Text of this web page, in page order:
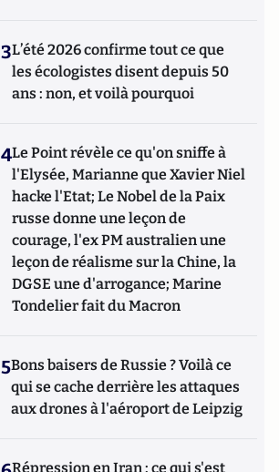
3L’été 2026 confirme tout ce que
les écologistes disent depuis 50
ans : non, et voilà pourquoi
4Le Point révèle ce qu'on sniffe à
l'Elysée, Marianne que Xavier Niel
hacke l'Etat; Le Nobel de la Paix
russe donne une leçon de
courage, l'ex PM australien une
leçon de réalisme sur la Chine, la
DGSE une d'arrogance; Marine
Tondelier fait du Macron
5Bons baisers de Russie ? Voilà ce
qui se cache derrière les attaques
aux drones à l'aéroport de Leipzig
Répression en Iran : ce qui s'est